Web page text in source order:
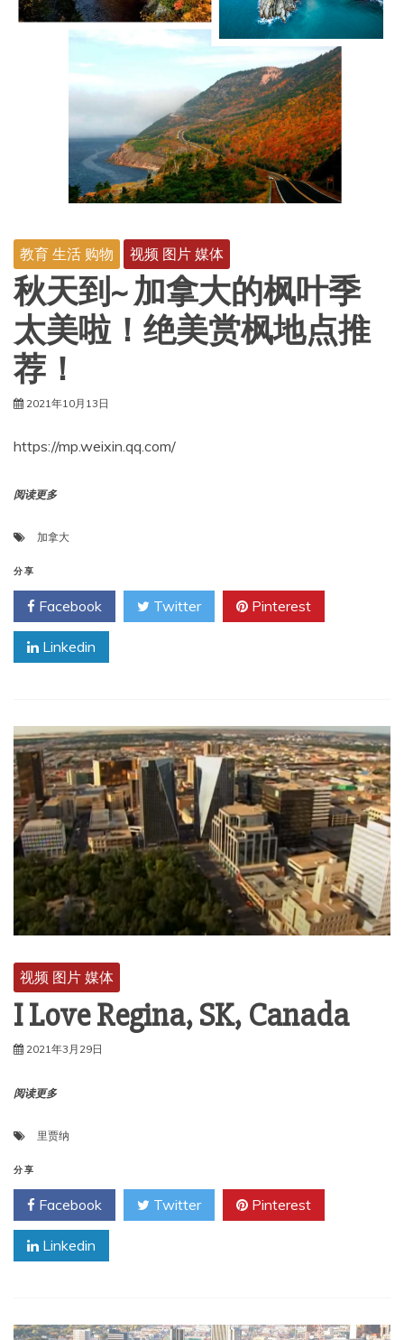
教育 生活 购物 视频 图片 媒体
秋天到~ 加拿大的枫叶季
太美啦！绝美赏枫地点推
荐！
2021年10月13日
https://mp.weixin.qq.com/
阅读更多
加拿大
分享
Facebook Twitter Pinterest
Linkedin
视频 图片 媒体
I Love Regina, SK, Canada
2021年3月29日
阅读更多
里贾纳
分享
Facebook Twitter Pinterest
Linkedin